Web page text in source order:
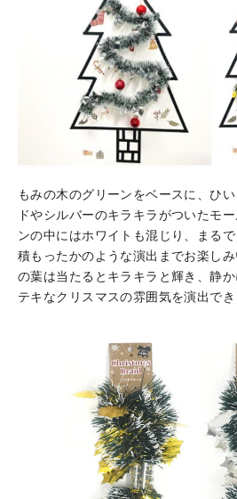
もみの木のグリーンをベースに、ひ
ドやシルバーのキラキラがついたモ
ンの中にはホワイトも混じり、まる
積もったかのような演出までお楽し
の葉は当たるとキラキラと輝き、静
テキなクリスマスの雰囲気を演出でき